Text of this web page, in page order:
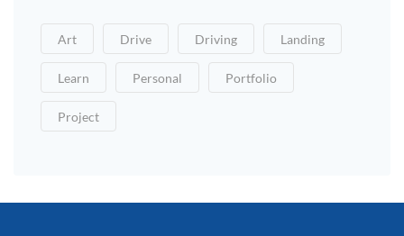
Art Drive Driving Landing
Learn Personal Portfolio
Project